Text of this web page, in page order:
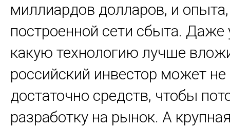
миллиардов долларов, и
построенной сети сбыта. Даже
какую технологию лучше
российский инвестор может
достаточно средств, чтобы
разработку на рынок. А